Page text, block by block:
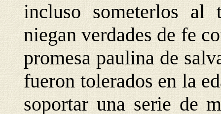
incluso someterlos
niegan verdades de fe
promesa paulina de
fueron tolerados en la
soportar una serie de